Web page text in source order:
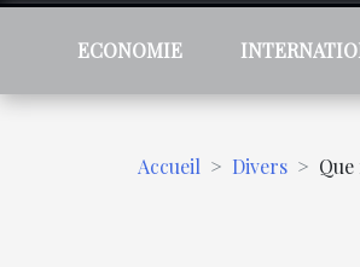
ECONOMIE
Accueil Divers